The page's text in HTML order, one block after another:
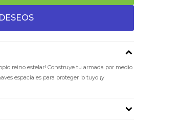
reino estelar! Construye tu armada por medio
espaciales para proteger lo tuyo ¡y